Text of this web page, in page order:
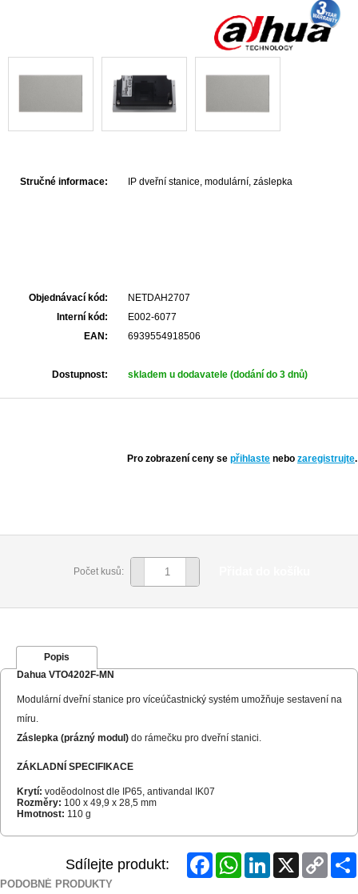
Stručné informace: IP dveřní stanice, modulární, záslepka
Objednávací kód:
NETDAH2707
Interní kód:
E002-6077
EAN:
6939554918506
Dostupnost: skladem u dodavatele (dodání do 3 dnů)
Pro zobrazení ceny se přihlaste nebo zaregistrujte.
Počet kusů:
Popis
Dahua VTO4202F-MN
Modulární dveřní stanice pro víceúčastnický systém umožňuje sestavení na
míru.
Záslepka (prázný modul) do rámečku pro dveřní stanici.
ZÁKLADNÍ SPECIFIKACE
Krytí: voděodolnost dle IP65, antivandal IK07
Rozměry: 100 x 49,9 x 28,5 mm
Hmotnost: 110 g
Sdílejte produkt: FacebookWhatsAppLinkedInX
Copy
Link
PODOBNÉ PRODUKTY